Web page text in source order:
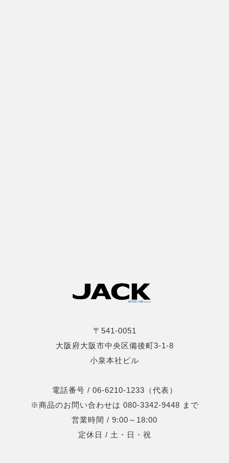
〒541-0051
大阪府大阪市中央区備後町3-1-8
小泉本社ビル
電話番号 / 06-6210-1233（代表）
※商品のお問い合わせは 080-3342-9448 まで
営業時間 / 9:00～18:00
定休日 / 土・日・祝